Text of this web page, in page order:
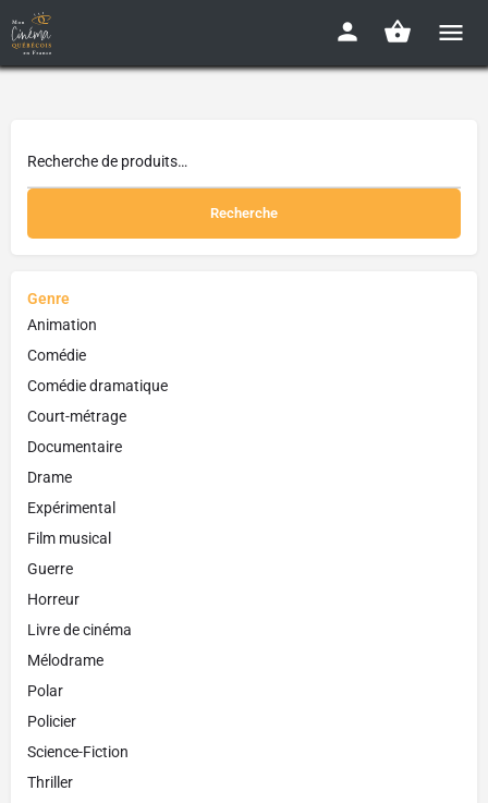
Recherche
Genre
Animation
Comédie
Comédie dramatique
Court-métrage
Documentaire
Drame
Expérimental
Film musical
Guerre
Horreur
Livre de cinéma
Mélodrame
Polar
Policier
Science-Fiction
Thriller